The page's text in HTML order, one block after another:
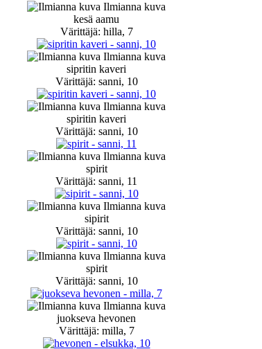
Ilmianna kuva
kesä aamu
Värittäjä: hilla, 7
Ilmianna kuva
sipritin kaveri
Värittäjä: sanni, 10
Ilmianna kuva
spiritin kaveri
Värittäjä: sanni, 10
Ilmianna kuva
spirit
Värittäjä: sanni, 11
Ilmianna kuva
sipirit
Värittäjä: sanni, 10
Ilmianna kuva
spirit
Värittäjä: sanni, 10
Ilmianna kuva
juokseva hevonen
Värittäjä: milla, 7